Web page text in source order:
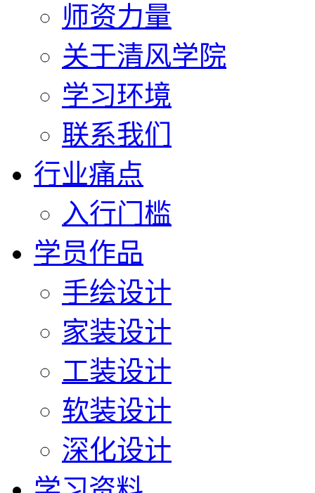
师资力量
关于清风学院
学习环境
联系我们
行业痛点
入行门槛
学员作品
手绘设计
家装设计
工装设计
软装设计
深化设计